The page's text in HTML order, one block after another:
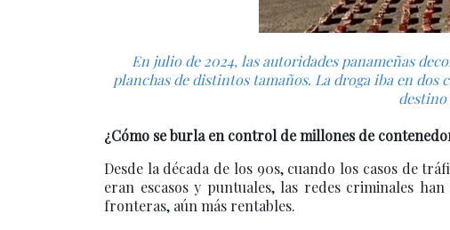
En julio de 2024, las autoridades panameñas
planchas de distintos tamaños. La droga iba en dos
¿Cómo se burla en control de millones de
Desde la década de los 90s, cuando los casos de
eran escasos y puntuales, las redes criminales
fronteras, aún más rentables.